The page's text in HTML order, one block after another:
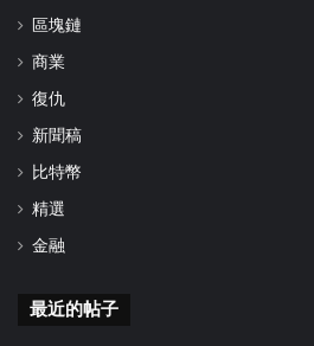
區塊鏈
商業
復仇
新聞稿
比特幣
精選
金融
最近的帖子